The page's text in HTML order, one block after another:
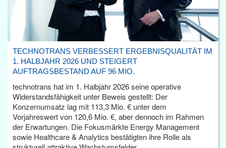
TECHNOTRANS VERBESSERT ERGEBNISQUALITÄT IM
1. HALBJAHR 2026 UND STEIGERT
AUFTRAGSBESTAND AUF 96 MIO.
technotrans hat im 1. Halbjahr 2026 seine operative
Widerstandsfähigkeit unter Beweis gestellt: Der
Konzernumsatz lag mit 113,3 Mio. € unter dem
Vorjahreswert von 120,6 Mio. €, aber dennoch im Rahmen
der Erwartungen. Die Fokusmärkte Energy Management
sowie Healthcare & Analytics bestätigten ihre Rolle als